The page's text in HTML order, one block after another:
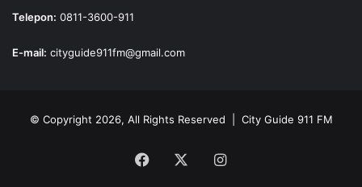
Telepon: 0811-3600-911
E-mail: cityguide911fm@gmail.com
© Copyright 2026, All Rights Reserved | City Guide 911 FM
Facebook Instagram